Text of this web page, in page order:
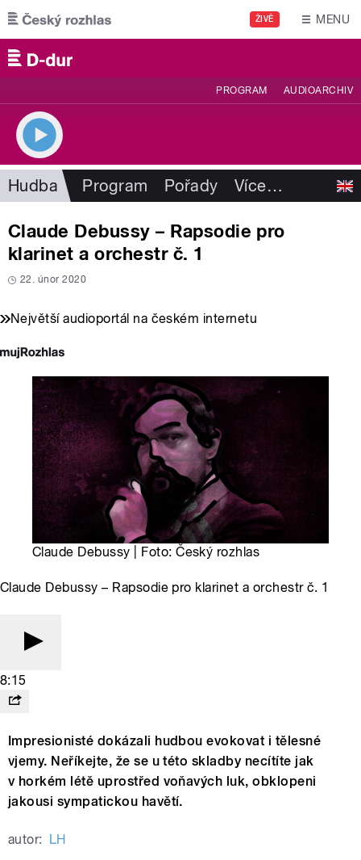
Přejít k hlavnímu obsahu
ŽIVĚ MENU
PROGRAM AUDIOARCHIV
Hudba Program Pořady Více…
Claude Debussy – Rapsodie pro
klarinet a orchestr č. 1
22. únor 2020
Největší audioportál na českém internetu
Claude Debussy | Foto: Český rozhlas
Claude Debussy – Rapsodie pro klarinet a orchestr č. 1
8:15
Impresionisté dokázali hudbou evokovat i tělesné
vjemy. Neříkejte, že se u této skladby necítíte jak
v horkém létě uprostřed voňavých luk, obklopeni
jakousi sympatickou havětí.
autor: LH